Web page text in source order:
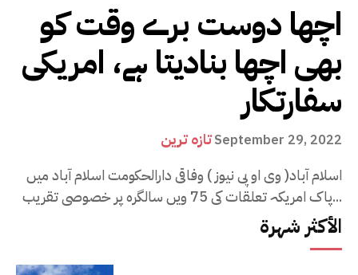
اچھا دوست برے وقت کو
بھی اچھا بنادیتا ہے، امریکی
سفارتکار
تازہ ترینSeptember 29, 2022
اسلام آباد( وی او پی نیوز ) وفاقی دارالحکومت اسلام آباد میں
پاک امریکہ تعلقات کی 75 ویں سالگرہ پر خصوصی تقریب...
الأكثر شهرة